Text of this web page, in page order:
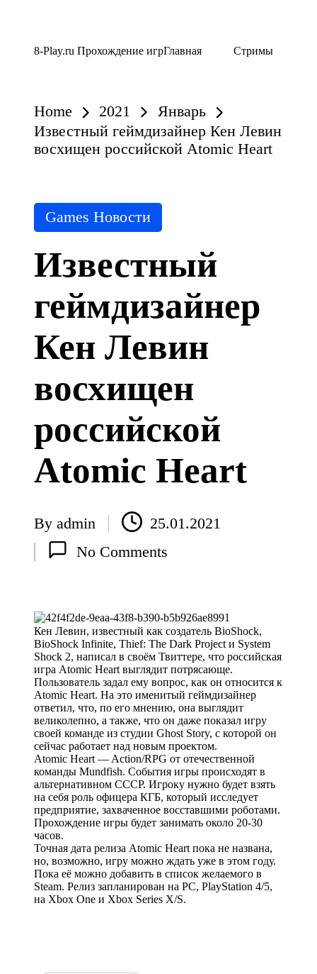
8-Play.ru Прохождение игрГлавная Стримы
Home 2021
Январь
Известный геймдизайнер Кен Левин
восхищен российской Atomic Heart
Posted
in
Games Новости
Известный
геймдизайнер
Кен Левин
восхищен
российской
Atomic Heart
Posted
by
By admin
25.01.2021
No Comments
Кен Левин, известный как создатель BioShock,
BioShock Infinite, Thief: The Dark Project и System
Shock 2, написал в своём Твиттере, что российская
игра Atomic Heart выглядит потрясающе.
Пользователь задал ему вопрос, как он относится к
Atomic Heart. На это именитый геймдизайнер
ответил, что, по его мнению, она выглядит
великолепно, а также, что он даже показал игру
своей команде из студии Ghost Story, с которой он
сейчас работает над новым проектом.
Atomic Heart — Action/RPG от отечественной
команды Mundfish. События игры происходят в
альтернативном СССР. Игроку нужно будет взять
на себя роль офицера КГБ, который исследует
предприятие, захваченное восставшими роботами.
Прохождение игры будет занимать около 20-30
часов.
Точная дата релиза Atomic Heart пока не названа,
но, возможно, игру можно ждать уже в этом году.
Пока её можно добавить в список желаемого в
Steam. Релиз запланирован на PC, PlayStation 4/5,
на Xbox One и Xbox Series X/S.